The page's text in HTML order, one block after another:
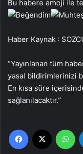
Bu habere emoji ile
Haber Kaynak :
“Yayınlanan tüm
yasal bildirimlerinizi
En kısa süre
sağlanılacaktır.”
Facebook